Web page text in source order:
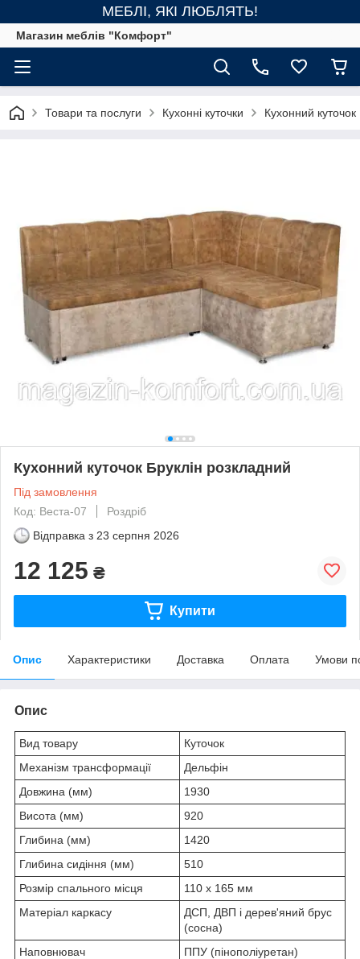
МЕБЛІ, ЯКІ ЛЮБЛЯТЬ!
Магазин меблів "Комфорт"
Товари та послуги Кухонні куточки Кухонний
Кухонний куточок Бруклін розкладний
Під замовлення
Код: Веста-07
Роздріб
Відправка з 23 серпня 2026
12 125 ₴
Купити
Опис Характеристики Доставка Оплата Умови
Опис
Вид товару
Куточок
Механізм трансформації
Дельфін
Довжина (мм)
1930
Висота (мм)
920
Глибина (мм)
1420
Глибина сидіння (мм)
510
Розмір спального місця
110 х 165 мм
Матеріал каркасу
ДСП, ДВП і дерев'яний брус
(сосна)
Наповнювач
ППУ (пінополіуретан)